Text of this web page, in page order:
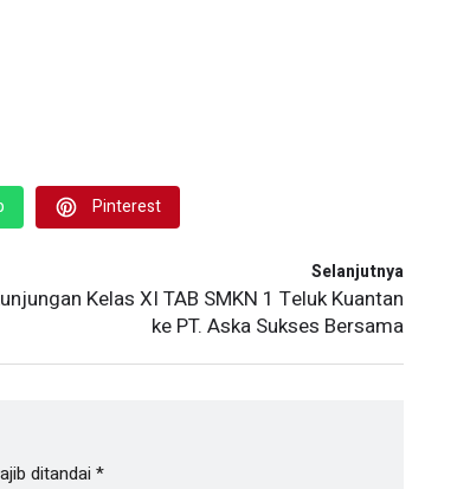
Pinterest
Selanjutnya
Kelas XI TAB SMKN 1 Teluk Kuantan
ke PT. Aska Sukses Bersama
ditandai *